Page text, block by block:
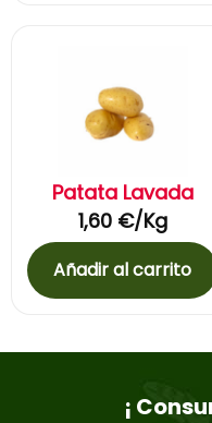
Patata Lavada
1,60 €/Kg
Añadir al carrito
¡